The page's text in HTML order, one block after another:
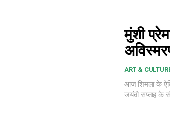
मुंशी
ART &
आज शिमला के
जयंती सप्ताह के